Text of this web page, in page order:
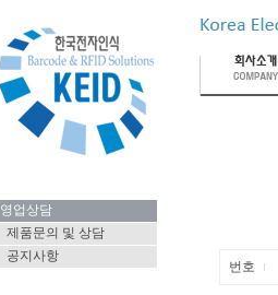
영업상담
제품문의 및 상담
공지사항
번호